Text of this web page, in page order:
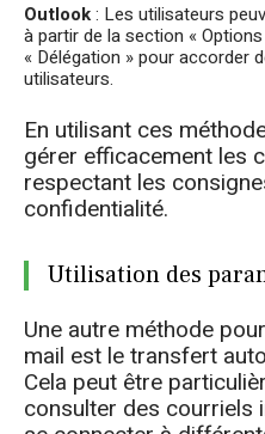
Outlook: Les utilisateurs
à partir de la section «
« Délégation » pour accorder
utilisateurs.
En utilisant ces
gérer efficacement les
respectant les
confidentialité.
Utilisation des
Une autre méthode
mail est le transfert
Cela peut être
consulter des courriels